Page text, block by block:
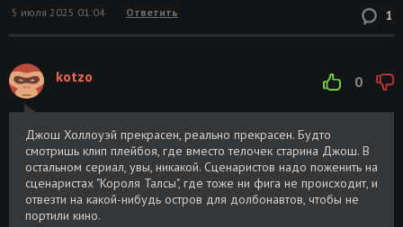
1
5 июля 2025 01:04 Ответить
0
kotzo
Джош Холлоуэй прекрасен, реально прекрасен. Будто
смотришь клип плейбоя, где вместо телочек старина Джош. В
остальном сериал, увы, никакой. Сценаристов надо поженить на
сценаристах "Короля Талсы", где тоже ни фига не происходит, и
отвезти на какой-нибудь остров для долбонавтов, чтобы не
портили кино.